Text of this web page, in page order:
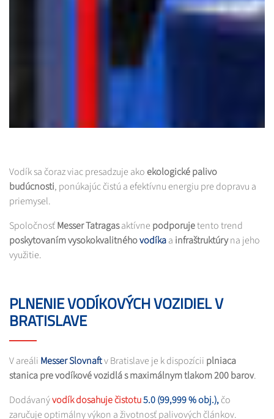
Vodík sa čoraz viac presadzuje ako ekologické palivo
budúcnosti, ponúkajúc čistú a efektívnu energiu pre dopravu a
priemysel.
SpoločnosťMesser Tatragasaktívne podporujetento trend
poskytovaním vysokokvalitnéhovodíkaa infraštruktúryna jeho
využitie.​
PLNENIE VODÍKOVÝCH VOZIDIEL V
BRATISLAVE
V areáli Messer Slovnaftv Bratislave je k dispozícii plniaca
stanica pre vodíkové vozidlá s maximálnym tlakom 200 barov.
Dodávanývodík dosahuje čistotu5.0 (99,999 % obj.),čo
zaručuje optimálny výkon a životnosť palivových článkov.